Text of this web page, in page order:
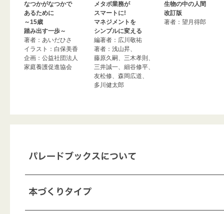
なつかがなつかで
あるために
～15歳
踏み出す一歩～
著者：あいだひさ
イラスト：白保美香
企画：公益社団法人
家庭養護促進協会
メタボ業務が
スマートに!
マネジメントを
シンプルに変える
編著者：広川敬祐
著者：浅山昇、
藤原久嗣、三木孝則、
三井誠一、細谷修平、
友松修、森岡広道、
多川健太郎
生物の中の人間
改訂版
著者：望月得郎